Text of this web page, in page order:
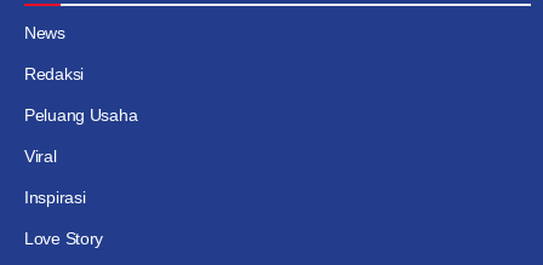
News
Redaksi
Peluang Usaha
Viral
Inspirasi
Love Story